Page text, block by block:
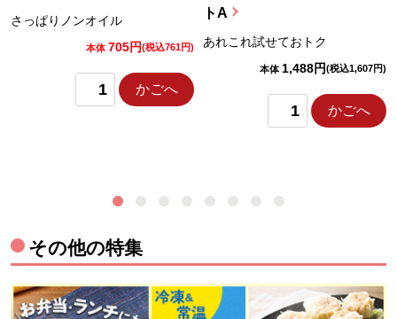
さっぱりノンオイル
本体 705円(税込761円)
かごへ
トA
あれこれ試せておトク
本体 1,488円(税込1,607円)
かごへ
その他の特集